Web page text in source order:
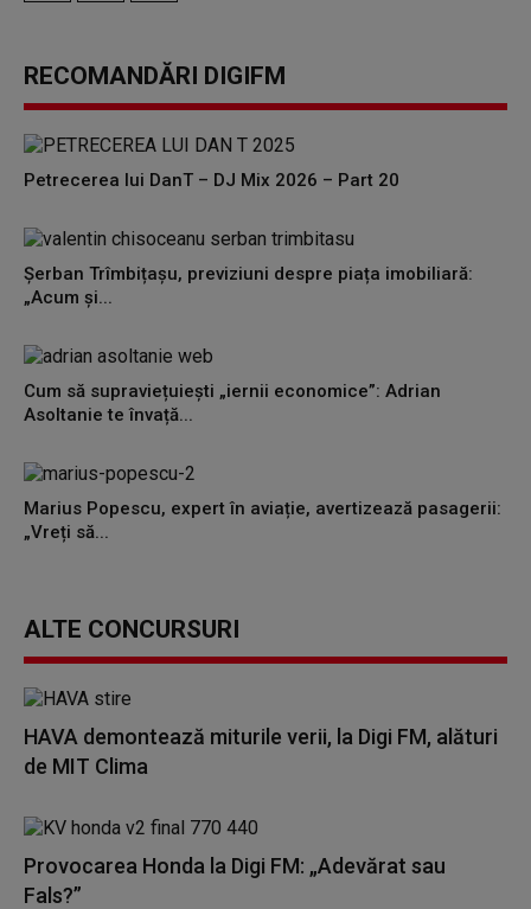
RECOMANDĂRI DIGIFM
Petrecerea lui DanT – DJ Mix 2026 – Part 20
Șerban Trîmbițașu, previziuni despre piața imobiliară:
„Acum și...
Cum să supraviețuiești „iernii economice”: Adrian
Asoltanie te învață...
Marius Popescu, expert în aviație, avertizează pasagerii:
„Vreți să...
ALTE CONCURSURI
HAVA demontează miturile verii, la Digi FM, alături
de MIT Clima
Provocarea Honda la Digi FM: „Adevărat sau
Fals?”